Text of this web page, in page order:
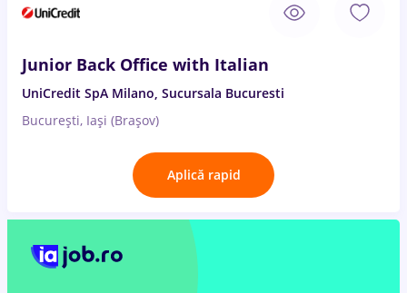
Junior Back Office with Italian
UniCredit SpA Milano, Sucursala Bucuresti
București, Iași (Brașov)
Aplică rapid